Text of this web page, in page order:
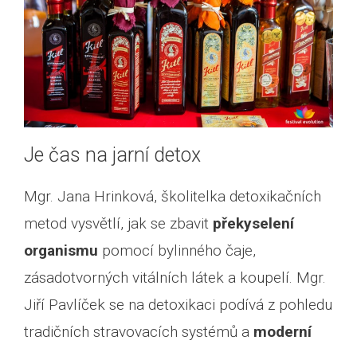
Je čas na jarní detox
Mgr. Jana Hrinková, školitelka detoxikačních
metod vysvětlí, jak se zbavit překyselení
organismu pomocí bylinného čaje,
zásadotvorných vitálních látek a koupelí. Mgr.
Jiří Pavlíček se na detoxikaci podívá z pohledu
tradičních stravovacích systémů a moderní